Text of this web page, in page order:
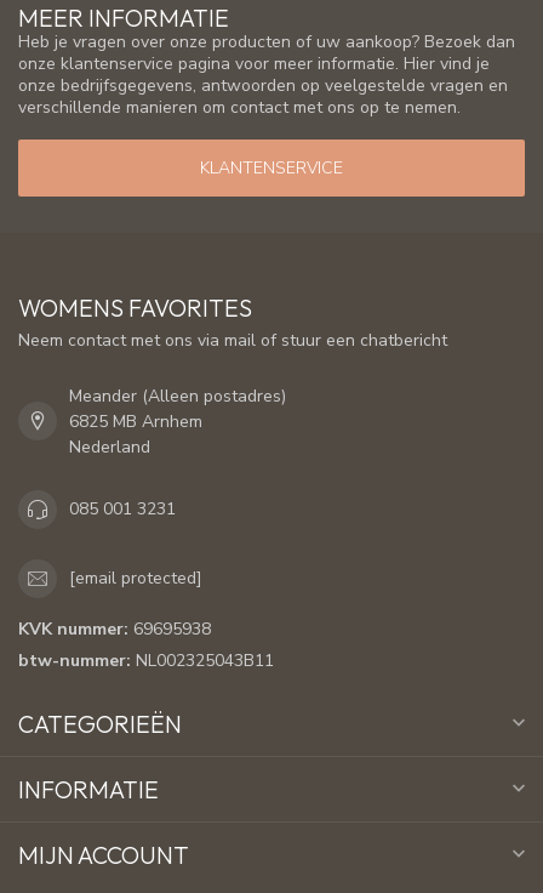
MEER INFORMATIE
Heb je vragen over onze producten of uw aankoop? Bezoek dan
onze klantenservice pagina voor meer informatie. Hier vind je
onze bedrijfsgegevens, antwoorden op veelgestelde vragen en
verschillende manieren om contact met ons op te nemen.
KLANTENSERVICE
WOMENS FAVORITES
Neem contact met ons via mail of stuur een chatbericht
Meander (Alleen postadres)
6825 MB Arnhem
Nederland
085 001 3231
[email protected]
KVK nummer: 69695938
btw-nummer: NL002325043B11
CATEGORIEËN
INFORMATIE
MIJN ACCOUNT